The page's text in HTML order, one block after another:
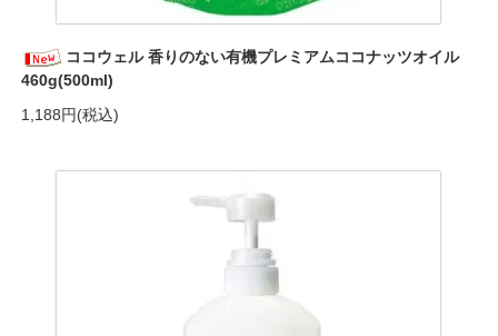
ココウェル 香りのない有機プレミアムココナッツオイル
460g(500ml)
1,188円(税込)